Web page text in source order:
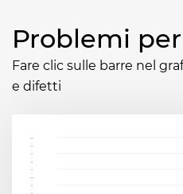
Problemi
Fare clic sulle barre nel
e difetti